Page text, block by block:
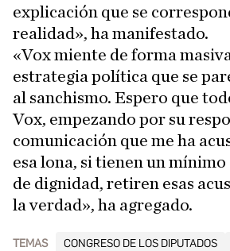
explicación que se
realidad», ha manifestado.
«Vox miente de forma
estrategia política que se
al sanchismo. Espero que
Vox, empezando por su
comunicación que me ha
esa lona, si tienen un mínimo
de dignidad, retiren esas
la verdad», ha agregado.
TEMAS CONGRESO DE LOS DIPUTADOS